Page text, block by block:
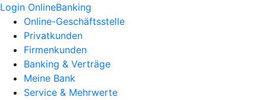
Login OnlineBanking
Online-Geschäftsstelle
Privatkunden
Firmenkunden
Banking & Verträge
Meine Bank
Service & Mehrwerte